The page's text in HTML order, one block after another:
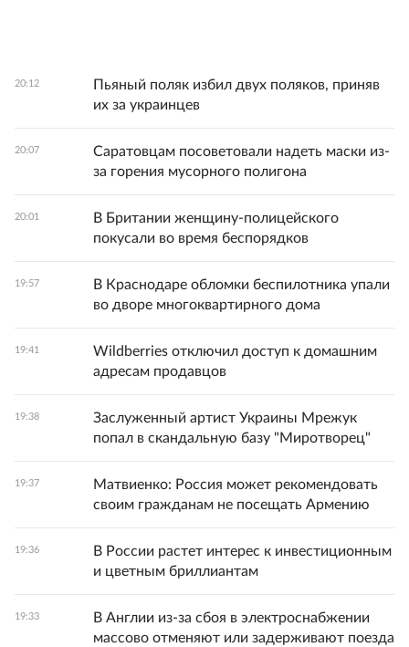
20:12
Пьяный поляк избил двух поляков, приняв
их за украинцев
20:07
Саратовцам посоветовали надеть маски из-
за горения мусорного полигона
20:01
В Британии женщину-полицейского
покусали во время беспорядков
19:57
В Краснодаре обломки беспилотника упали
во дворе многоквартирного дома
19:41
Wildberries отключил доступ к домашним
адресам продавцов
19:38
Заслуженный артист Украины Мрежук
попал в скандальную базу "Миротворец"
19:37
Матвиенко: Россия может рекомендовать
своим гражданам не посещать Армению
19:36
В России растет интерес к инвестиционным
и цветным бриллиантам
19:33
В Англии из-за сбоя в электроснабжении
массово отменяют или задерживают поезда